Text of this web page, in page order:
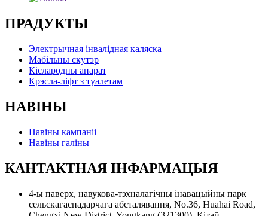
ПРАДУКТЫ
Электрычная інвалідная каляска
Мабільны скутэр
Кіслародны апарат
Крэсла-ліфт з туалетам
НАВІНЫ
Навіны кампаніі
Навіны галіны
КАНТАКТНАЯ ІНФАРМАЦЫЯ
4-ы паверх, навукова-тэхналагічны інавацыйны парк
сельскагаспадарчага абсталявання, No.36, Huahai Road,